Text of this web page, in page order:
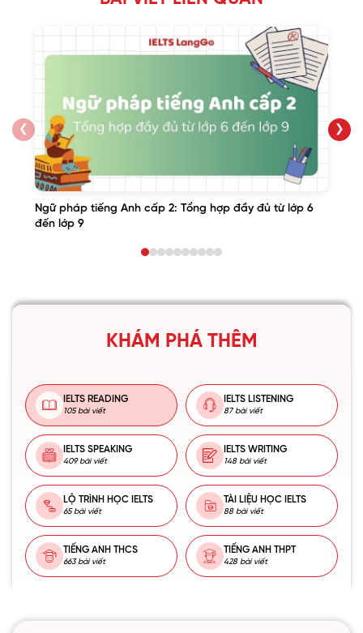
❮
Ngữ pháp tiếng Anh cấp 2: Tổng hợp đầy đủ từ lớp 6
đến lớp 9
❯
KHÁM PHÁ THÊM
IELTS READING
105 bài viết
IELTS LISTENING
87 bài viết
IELTS SPEAKING
409 bài viết
IELTS WRITING
148 bài viết
LỘ TRÌNH HỌC IELTS
65 bài viết
TÀI LIỆU HỌC IELTS
88 bài viết
TIẾNG ANH THCS
663 bài viết
TIẾNG ANH THPT
428 bài viết